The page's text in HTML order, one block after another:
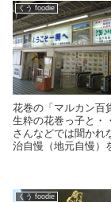
くう foodie
花巻の「マルカン百
生粋の花巻っ子と・
さんなどでは聞かれ
治自慢（地元自慢）
くう foodie